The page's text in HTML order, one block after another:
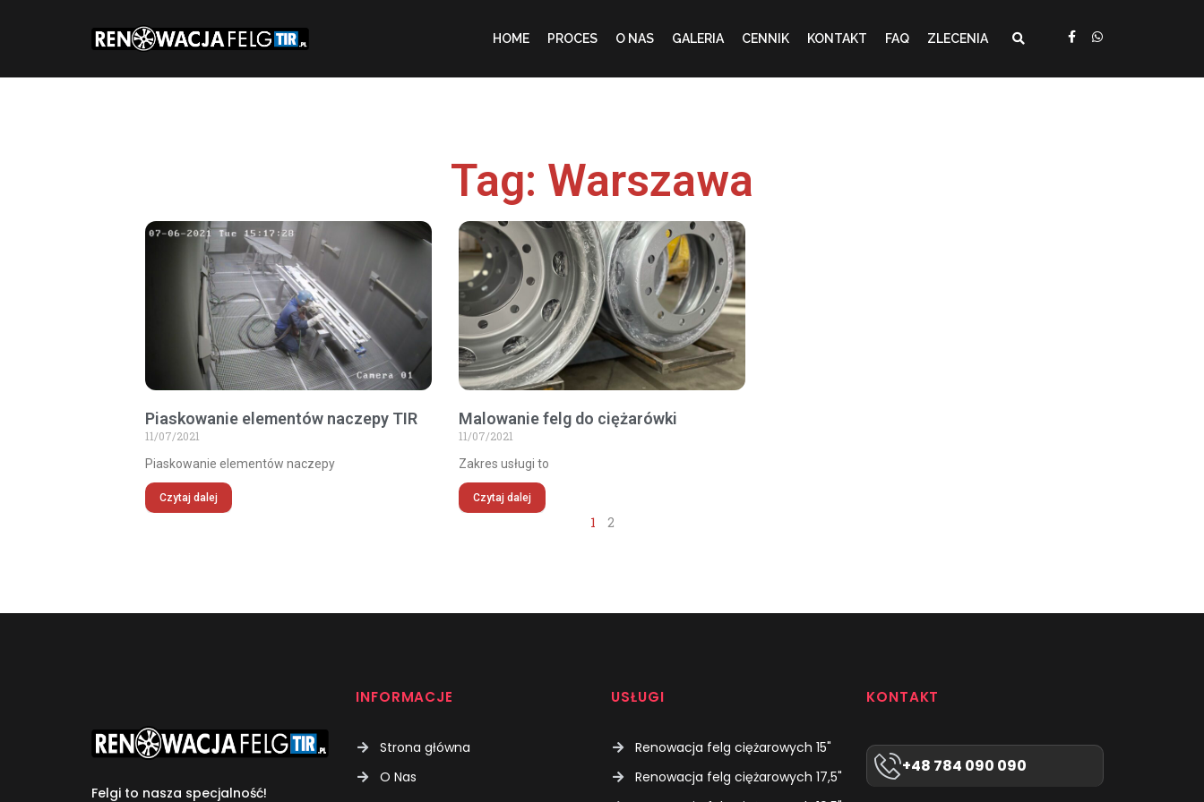
HOME PROCES O NAS GALERIA CENNIK KONTAKT FAQ ZLECENIA
Tag: Warszawa
Piaskowanie elementów naczepy TIR
11/07/2021
Piaskowanie elementów naczepy
Czytaj dalej
Malowanie felg do ciężarówki
11/07/2021
Zakres usługi to
Czytaj dalej
1 2
Felgi to nasza specjalność!
INFORMACJE
Strona główna
O Nas
USŁUGI
Renowacja felg ciężarowych 15"
Renowacja felg ciężarowych 17,5"
KONTAKT
+48 784 090 090